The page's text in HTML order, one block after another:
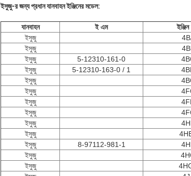
ইসুজু-র জন্য প্রধান যানবাহন ইঞ্জিনের মডেল:
যানবাহন ই এম
ইসুজু
ইসুজু
ইসুজু
5-12310-161-0
ইসুজু
5-12310-163-0 / 1
ইসুজু
ইসুজু
ইসুজু
ইসুজু
ইসুজু
ইসুজু
ইসুজু
8-97112-981-1
ইসুজু
ইসুজু